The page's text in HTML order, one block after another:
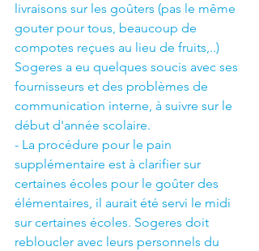
livraisons sur les goûters (pas le même
gouter pour tous, beaucoup de
compotes reçues au lieu de fruits,..)
Sogeres a eu quelques soucis avec ses
fournisseurs et des problèmes de
communication interne, à suivre sur le
début d'année scolaire.
- La procédure pour le pain
supplémentaire est à clarifier sur
certaines écoles pour le goûter des
élémentaires, il aurait été servi le midi
sur certaines écoles. Sogeres doit
rebloucler avec leurs personnels du